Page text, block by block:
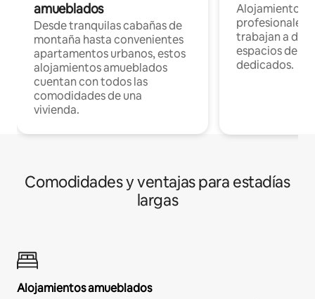
amueblados
Desde tranquilas cabañas de
montaña hasta convenientes
apartamentos urbanos, estos
alojamientos amueblados
cuentan con todos las
comodidades de una
vivienda.
Alojamientos
profesionales
trabajan a
espacios de
dedicados.
Comodidades y ventajas para estadías
largas
Alojamientos amueblados